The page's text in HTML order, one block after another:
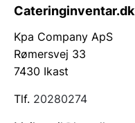
Cateringinventar.dk
Kpa Company ApS
Rømersvej 33
7430 Ikast
Tlf. 20280274